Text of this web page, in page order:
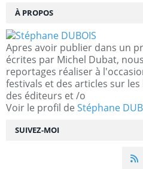
SUIVEZ-MOI
À PROPOS
Apres avoir publier dans un
écrites par Michel Dubat,
reportages réaliser à
festivals et des articles sur
des éditeurs et /o
Voir le profil de Stéphane